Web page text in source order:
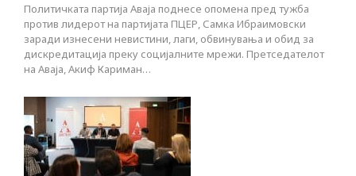
Политичката партија Аваја поднесе опомена пред тужба
против лидерот на партијата ПЦЕР, Самка Ибраимовски
заради изнесени невистини, лаги, обвинувања и обид за
дискредитација преку социјалните мрежи. Претседателот
на Аваја, Акиф Кариман…